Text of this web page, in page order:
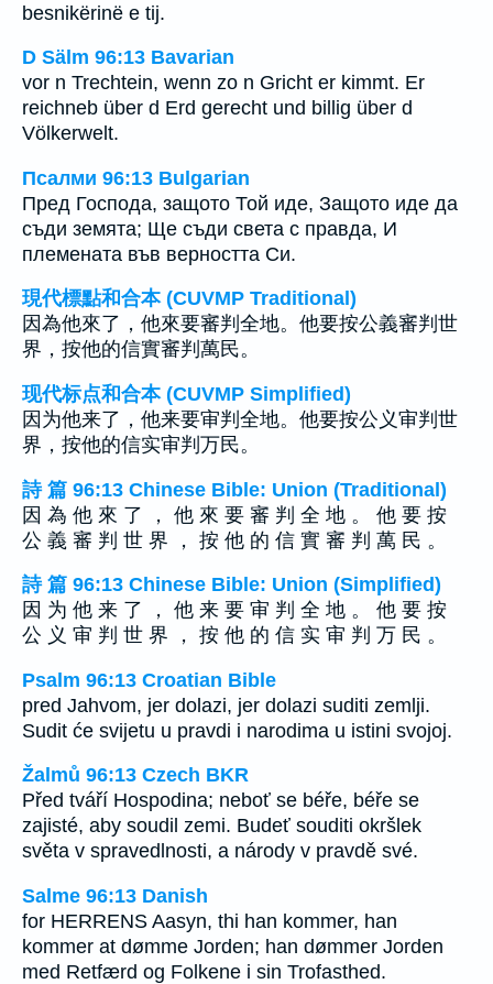
besnikërinë e tij.
D Sälm 96:13 Bavarian
vor n Trechtein, wenn zo n Gricht er kimmt. Er
reichneb über d Erd gerecht und billig über d
Völkerwelt.
Псалми 96:13 Bulgarian
Пред Господа, защото Той иде, Защото иде да
съди земята; Ще съди света с правда, И
племената във верността Си.
現代標點和合本 (CUVMP Traditional)
因為他來了，他來要審判全地。他要按公義審判世
界，按他的信實審判萬民。
现代标点和合本 (CUVMP Simplified)
因为他来了，他来要审判全地。他要按公义审判世
界，按他的信实审判万民。
詩 篇 96:13 Chinese Bible: Union (Traditional)
因 為 他 來 了 ， 他 來 要 審 判 全 地 。 他 要 按
公 義 審 判 世 界 ， 按 他 的 信 實 審 判 萬 民 。
詩 篇 96:13 Chinese Bible: Union (Simplified)
因 为 他 来 了 ， 他 来 要 审 判 全 地 。 他 要 按
公 义 审 判 世 界 ， 按 他 的 信 实 审 判 万 民 。
Psalm 96:13 Croatian Bible
pred Jahvom, jer dolazi, jer dolazi suditi zemlji.
Sudit će svijetu u pravdi i narodima u istini svojoj.
Žalmů 96:13 Czech BKR
Před tváří Hospodina; neboť se béře, béře se
zajisté, aby soudil zemi. Budeť souditi okršlek
světa v spravedlnosti, a národy v pravdě své.
Salme 96:13 Danish
for HERRENS Aasyn, thi han kommer, han
kommer at dømme Jorden; han dømmer Jorden
med Retfærd og Folkene i sin Trofasthed.